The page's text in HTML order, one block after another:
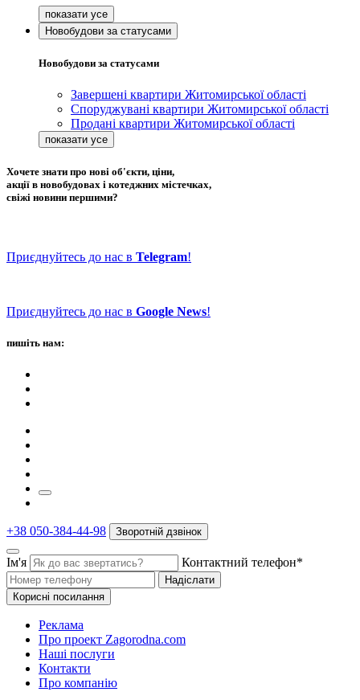
Новобудови за статусами
Новобудови за статусами
Завершені квартири Житомирської області
Споруджувані квартири Житомирської області
Продані квартири Житомирської області
Хочете знати про нові об'єкти, ціни,
акції в новобудовах і котеджних містечках,
свіжі новини першими?
Приєднуйтесь до нас в Telegram!
Приєднуйтесь до нас в Google News!
пишіть нам:
+38 050-384-44-98 Зворотній дзвінок
Ім'я Контактний телефон*
Надіслати
Корисні посилання
Реклама
Про проект Zagorodna.com
Наші послуги
Контакти
Про компанію